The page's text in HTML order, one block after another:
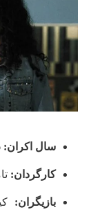
سال اکران:
کارگردان:
بازیگران: